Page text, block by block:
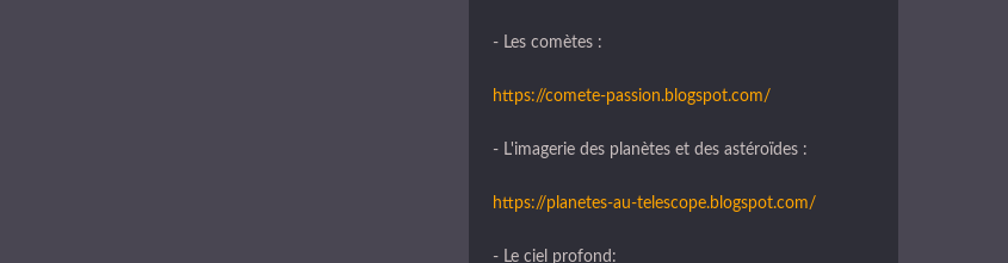
- Les comètes :
https://comete-passion.blogspot.com/
- L'imagerie des planètes et des astéroïdes :
https://planetes-au-telescope.blogspot.com/
- Le ciel profond: